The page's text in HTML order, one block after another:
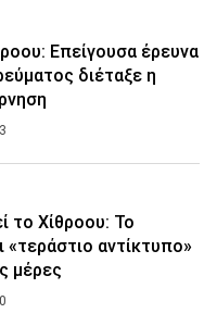
Επείγουσα έρευνα
διέταξε η
το Χίθροου: Το
«τεράστιο αντίκτυπο»
μέρες